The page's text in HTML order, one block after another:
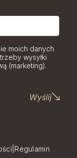
moich danych
Wyślij
Regulamin